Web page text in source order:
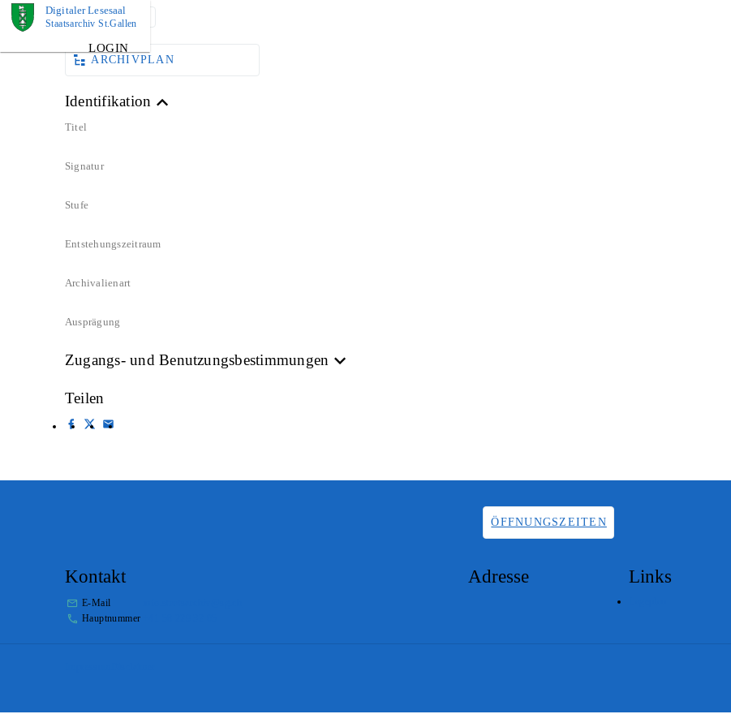
Digitaler Lesesaal
Staatsarchiv St.Gallen
LOGIN
DOKUMENT
ARCHIVPLAN
Identifikation
Titel
Signatur
Stufe
Entstehungszeitraum
Archivalienart
Ausprägung
Zugangs- und Benutzungsbestimmungen
Teilen
ÖFFNUNGSZEITEN
Kontakt
E-Mail
Hauptnummer
Adresse Links